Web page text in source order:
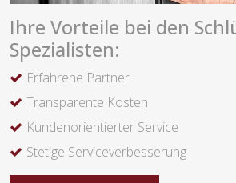
Ihre Vorteile bei den
Spezialisten:
Erfahrene Partner
Transparente Kosten
Kundenorientierter Service
Stetige Serviceverbesserung